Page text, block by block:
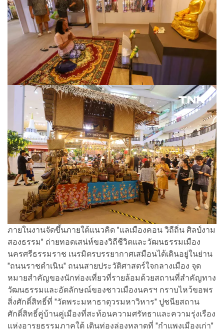
ภายในงานจัดขึ้นภายใต้แนวคิด "แลเมืองคอน วิถีถิ่น ศิลป์งาม
สองธรรม" ถ่ายทอดเสน่ห์ของวิถีชีวิตและวัฒนธรรมเมือง
นครศรีธรรมราช เนรมิตรบรรยากาศเสมือนได้เดินอยู่ในย่าน
"ถนนราชดำเนิน" ถนนสายประวัติศาสตร์ใจกลางเมือง จุด
หมายสำคัญของนักท่องเที่ยวที่รายล้อมด้วยสถานที่สำคัญทาง
วัฒนธรรมและอัตลักษณ์ของชาวเมืองนครฯ กราบไหว้ขอพร
สิ่งศักดิ์สิทธิ์ที่ "วัดพระมหาธาตุวรมหาวิหาร" ปูชนียสถาน
ศักดิ์สิทธิ์คู่บ้านคู่เมืองที่สะท้อนความศรัทธาและความรุ่งเรือง
แห่งอารยธรรมภาคใต้ เดินท่องล่องหลาดที่ "กำแพงเมืองเก่า"